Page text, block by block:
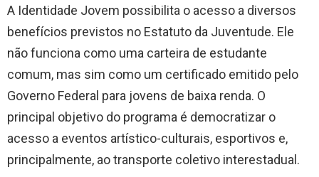
A Identidade Jovem possibilita o acesso a diversos
benefícios previstos no Estatuto da Juventude. Ele
não funciona como uma carteira de estudante
comum, mas sim como um certificado emitido pelo
Governo Federal para jovens de baixa renda. O
principal objetivo do programa é democratizar o
acesso a eventos artístico-culturais, esportivos e,
principalmente, ao transporte coletivo interestadual.